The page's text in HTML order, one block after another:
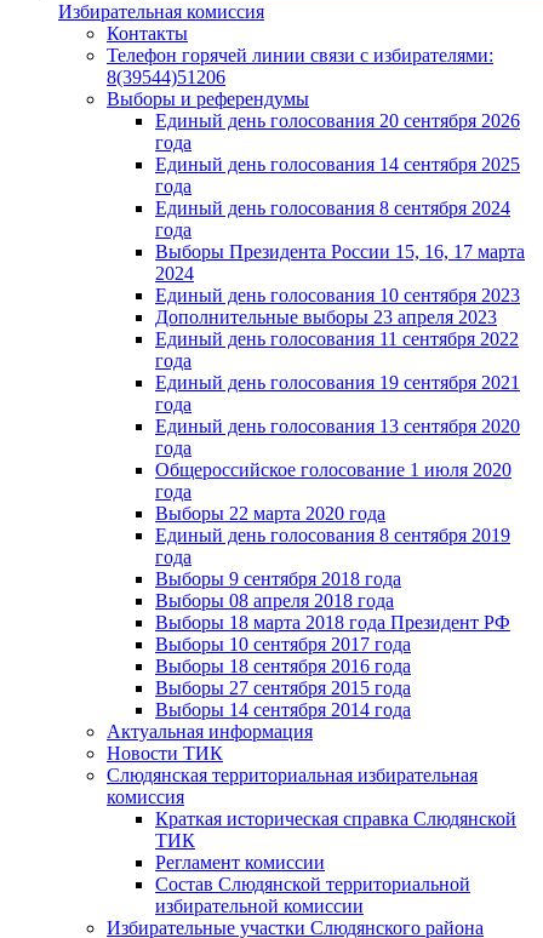
Избирательная комиссия
Контакты
Телефон горячей линии связи с избирателями:
8(39544)51206
Выборы и референдумы
Единый день голосования 20 сентября 2026
года
Единый день голосования 14 сентября 2025
года
Единый день голосования 8 сентября 2024
года
Выборы Президента России 15, 16, 17 марта
2024
Единый день голосования 10 сентября 2023
Дополнительные выборы 23 апреля 2023
Единый день голосования 11 сентября 2022
года
Единый день голосования 19 сентября 2021
года
Единый день голосования 13 сентября 2020
года
Общероссийское голосование 1 июля 2020
года
Выборы 22 марта 2020 года
Единый день голосования 8 сентября 2019
года
Выборы 9 сентября 2018 года
Выборы 08 апреля 2018 года
Выборы 18 марта 2018 года Президент РФ
Выборы 10 сентября 2017 года
Выборы 18 сентября 2016 года
Выборы 27 сентября 2015 года
Выборы 14 сентября 2014 года
Актуальная информация
Новости ТИК
Слюдянская территориальная избирательная
комиссия
Краткая историческая справка Слюдянской
ТИК
Регламент комиссии
Состав Слюдянской территориальной
избирательной комиссии
Избирательные участки Слюдянского района